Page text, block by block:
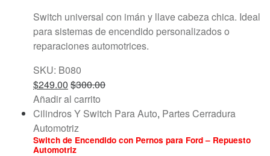
Switch universal con imán y llave cabeza chica. Ideal
para sistemas de encendido personalizados o
reparaciones automotrices.
SKU: B080
$249.00 $300.00
Añadir al carrito
Cilindros Y Switch Para Auto, Partes Cerradura
Automotriz
Switch de Encendido con Pernos para Ford – Repuesto
Automotriz